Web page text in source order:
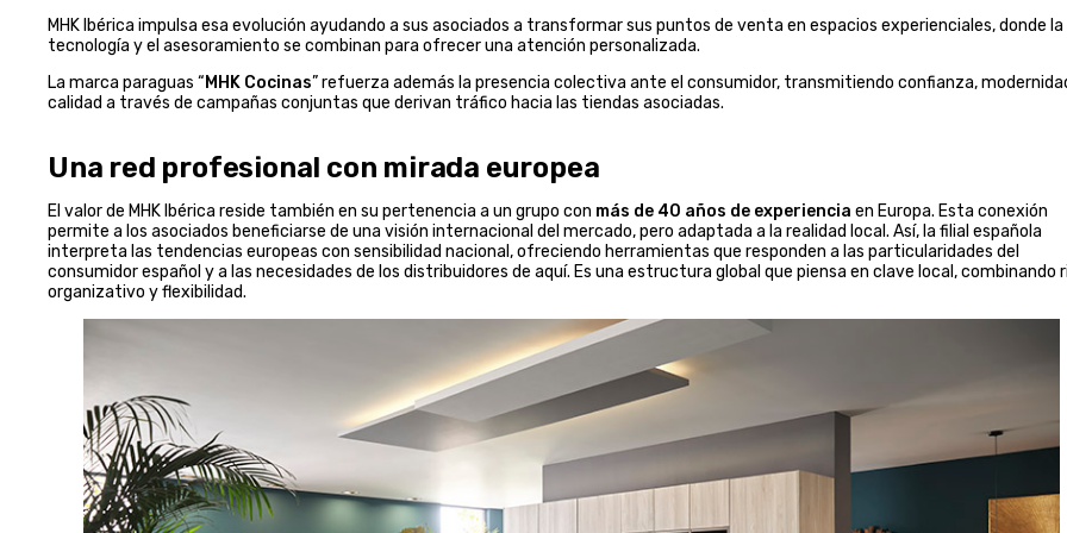
MHK Ibérica impulsa esa evolución ayudando a sus asociados a transformar sus puntos de venta en espacios experienciales, donde la
tecnología y el asesoramiento se combinan para ofrecer una atención personalizada.
La marca paraguas “MHK Cocinas” refuerza además la presencia colectiva ante el consumidor, transmitiendo confianza,
calidad a través de campañas conjuntas que derivan tráfico hacia las tiendas asociadas.
Una red profesional con mirada europea
El valor de MHK Ibérica reside también en su pertenencia a un grupo con más de 40 años de experiencia en Europa. Esta conexión
permite a los asociados beneficiarse de una visión internacional del mercado, pero adaptada a la realidad local. Así, la filial española
interpreta las tendencias europeas con sensibilidad nacional, ofreciendo herramientas que responden a las particularidades del
consumidor español y a las necesidades de los distribuidores de aquí. Es una estructura global que piensa en clave local, combinando
organizativo y flexibilidad.